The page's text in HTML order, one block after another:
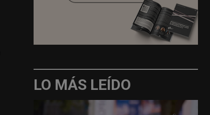
LO MÁS LEÍDO